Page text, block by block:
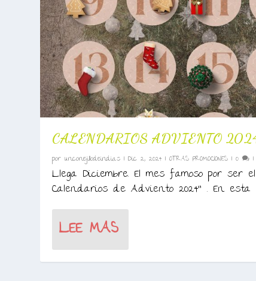
CALENDARIOS ADVIENTO
porunconejillodeindias |Dic 2, 2024 |OTRAS PROMOCIONES |0
Llega Diciembre. El mes famoso por ser
Calendarios de Adviento 2024” . En esta
LEE MAS